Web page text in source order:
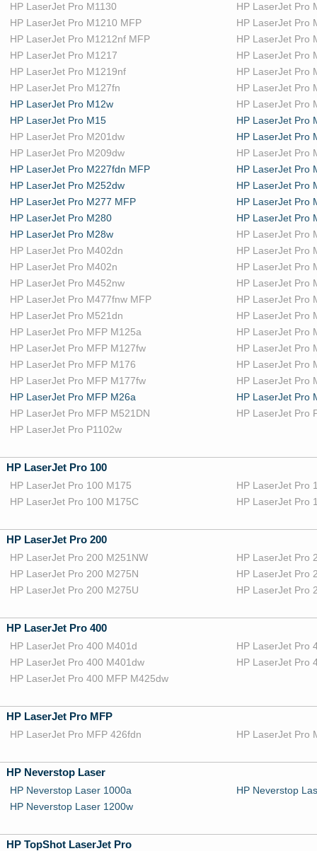
HP LaserJet Pro M1130
HP LaserJet Pro
HP LaserJet Pro M1210 MFP
HP LaserJet Pro
HP LaserJet Pro M1212nf MFP
HP LaserJet Pro
HP LaserJet Pro M1217
HP LaserJet Pro
HP LaserJet Pro M1219nf
HP LaserJet Pro
HP LaserJet Pro M127fn
HP LaserJet Pro
HP LaserJet Pro M12w
HP LaserJet Pro
HP LaserJet Pro M15
HP LaserJet Pro
HP LaserJet Pro M201dw
HP LaserJet Pro
HP LaserJet Pro M209dw
HP LaserJet Pro
HP LaserJet Pro M227fdn MFP
HP LaserJet Pro
HP LaserJet Pro M252dw
HP LaserJet Pro
HP LaserJet Pro M277 MFP
HP LaserJet Pro
HP LaserJet Pro M280
HP LaserJet Pro
HP LaserJet Pro M28w
HP LaserJet Pro
HP LaserJet Pro M402dn
HP LaserJet Pro
HP LaserJet Pro M402n
HP LaserJet Pro
HP LaserJet Pro M452nw
HP LaserJet Pro
HP LaserJet Pro M477fnw MFP
HP LaserJet Pro
HP LaserJet Pro M521dn
HP LaserJet Pro
HP LaserJet Pro MFP M125a
HP LaserJet Pro
HP LaserJet Pro MFP M127fw
HP LaserJet Pro
HP LaserJet Pro MFP M176
HP LaserJet Pro
HP LaserJet Pro MFP M177fw
HP LaserJet Pro
HP LaserJet Pro MFP M26a
HP LaserJet Pro
HP LaserJet Pro MFP M521DN
HP LaserJet Pro
HP LaserJet Pro P1102w
HP LaserJet Pro 100
HP LaserJet Pro 100 M175
HP LaserJet Pro
HP LaserJet Pro 100 M175C
HP LaserJet Pro
HP LaserJet Pro 200
HP LaserJet Pro 200 M251NW
HP LaserJet Pro
HP LaserJet Pro 200 M275N
HP LaserJet Pro
HP LaserJet Pro 200 M275U
HP LaserJet Pro
HP LaserJet Pro 400
HP LaserJet Pro 400 M401d
HP LaserJet Pro
HP LaserJet Pro 400 M401dw
HP LaserJet Pro
HP LaserJet Pro 400 MFP M425dw
HP LaserJet Pro MFP
HP LaserJet Pro MFP 426fdn HP LaserJet Pro
HP Neverstop Laser
HP Neverstop Laser 1000a
HP Neverstop
HP Neverstop Laser 1200w
HP TopShot LaserJet Pro